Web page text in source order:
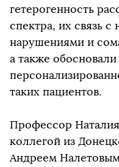
гетерогенность
спектра, их связь
нарушениями и
а также
таких пациентов.
Профессор
коллегой из
Андреем